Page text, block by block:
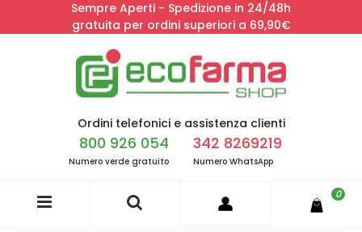
Sempre Aperti - Spedizione in 24/48h
gratuita per ordini superiori a 69,90€
Ordini telefonici e assistenza clienti
800 926 054
Numero verde gratuito
342 8269219
Numero WhatsApp
0